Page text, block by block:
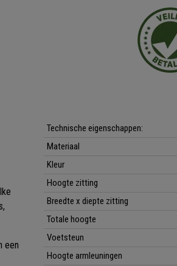
een
Technische eigenschappen:
Materiaal
Kleur
Hoogte zitting
Breedte x diepte zitting
Totale hoogte
Voetsteun
Hoogte armleuningen